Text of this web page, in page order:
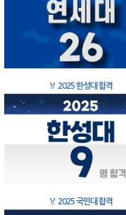
🏅 2025 한성대 합격
🏅 2025 국민대 합격